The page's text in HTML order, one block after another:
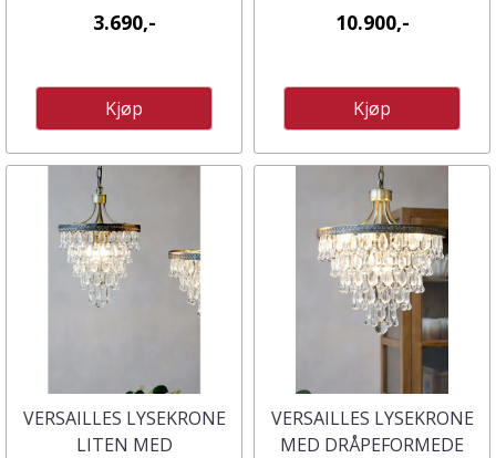
3.690,-
Kjøp
10.900,-
Kjøp
VERSAILLES LYSEKRONE
LITEN MED
VERSAILLES LYSEKRONE
MED DRÅPEFORMEDE